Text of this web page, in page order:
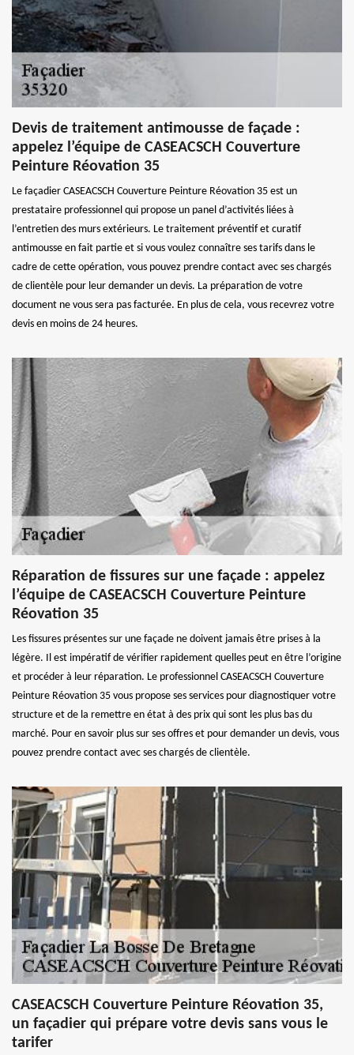
Devis de traitement antimousse de façade :
appelez l’équipe de CASEACSCH Couverture
Peinture Réovation 35
Le façadier CASEACSCH Couverture Peinture Réovation 35 est un
prestataire professionnel qui propose un panel d’activités liées à
l’entretien des murs extérieurs. Le traitement préventif et curatif
antimousse en fait partie et si vous voulez connaître ses tarifs dans le
cadre de cette opération, vous pouvez prendre contact avec ses chargés
de clientèle pour leur demander un devis. La préparation de votre
document ne vous sera pas facturée. En plus de cela, vous recevrez votre
devis en moins de 24 heures.
Réparation de fissures sur une façade : appelez
l’équipe de CASEACSCH Couverture Peinture
Réovation 35
Les fissures présentes sur une façade ne doivent jamais être prises à la
légère. Il est impératif de vérifier rapidement quelles peut en être l’origine
et procéder à leur réparation. Le professionnel CASEACSCH Couverture
Peinture Réovation 35 vous propose ses services pour diagnostiquer votre
structure et de la remettre en état à des prix qui sont les plus bas du
marché. Pour en savoir plus sur ses offres et pour demander un devis, vous
pouvez prendre contact avec ses chargés de clientèle.
CASEACSCH Couverture Peinture Réovation 35,
un façadier qui prépare votre devis sans vous le
tarifer